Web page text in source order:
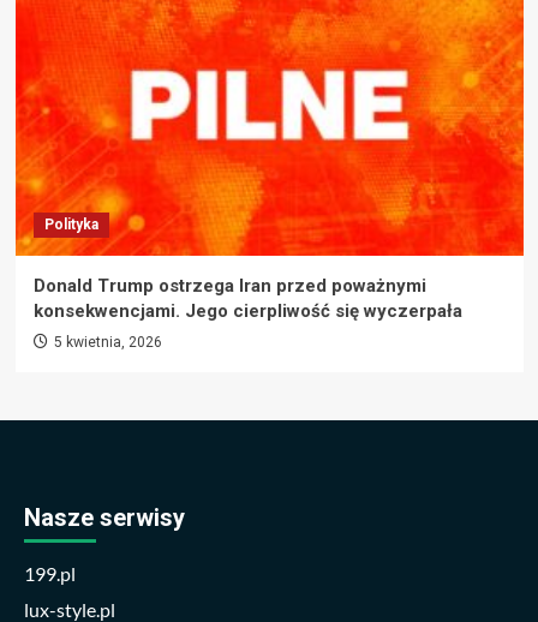
Polityka
Donald Trump ostrzega Iran przed poważnymi
konsekwencjami. Jego cierpliwość się wyczerpała
5 kwietnia, 2026
Nasze serwisy
199.pl
lux-style.pl